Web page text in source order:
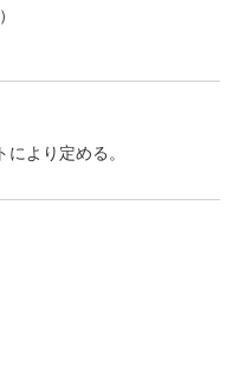
より定める。